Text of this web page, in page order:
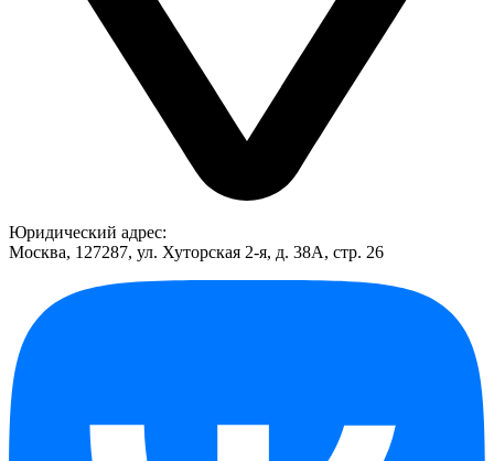
Юридический адрес:
Москва, 127287, ул. Хуторская 2-я, д. 38А, стр. 26